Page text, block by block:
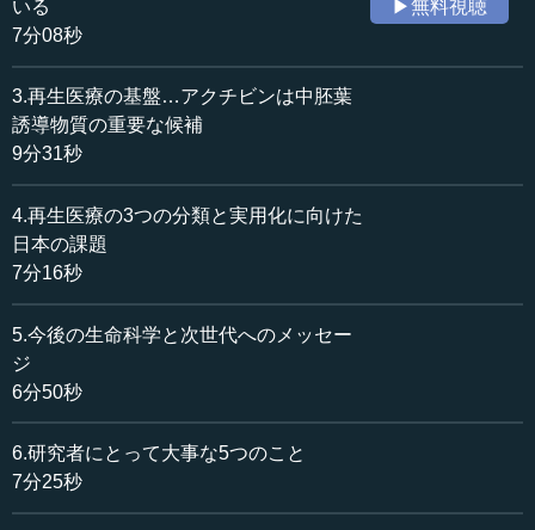
私は毎年春と秋、年2回イモリを採りにいきます。そうし
ます。
まず、イモリの卵は大きくて美しいものですが、実験に
使うのでもちろん手術がしやすいというのもあります。ま
た、これまでお話ししたように、ヒトは20万年しか歴史を
持っていませんが、イモリは3億年の歴史を持っています。
つまり、ナチュラルヒストリーとしては、彼らの方が長い
たのか。それを知ることが非常に重要です。
イモリは、がんができたとしても、冬眠している間に自
分でがんを治してしまいます。これは、最近の新しい学問
す。温熱療法や低温療法は、がんを治すための1つの仕組み
ですが、イモリは冬眠している間に自分で自分の体を治し
てしまうのです。そういう能力を持っていたり、あるいは
いる
7分08秒
▶無料視聴
3.再生医療の基盤…アクチビンは中胚葉
誘導物質の重要な候補
9分31秒
4.再生医療の3つの分類と実用化に向けた
日本の課題
7分16秒
5.今後の生命科学と次世代へのメッセー
ジ
6分50秒
6.研究者にとって大事な5つのこと
7分25秒